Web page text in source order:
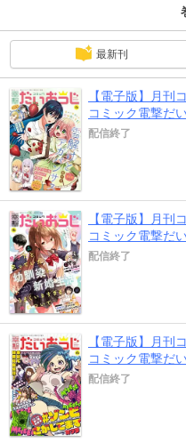
最新刊
【電子版】月刊
コミック電撃だ
配信終了
【電子版】月刊
コミック電撃だ
配信終了
【電子版】月刊
コミック電撃だ
配信終了